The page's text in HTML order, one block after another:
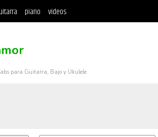
piano videos
para Guitarra, Bajo y Ukulele